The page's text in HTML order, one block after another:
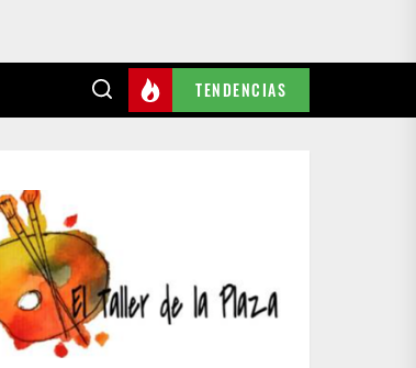
TENDENCIAS